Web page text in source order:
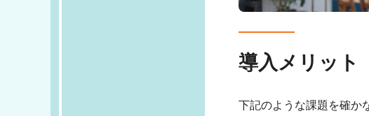
導入メリット
下記のような課題を確か